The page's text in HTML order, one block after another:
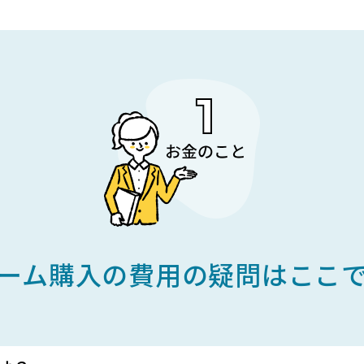
ム購入の費用の疑問はここ